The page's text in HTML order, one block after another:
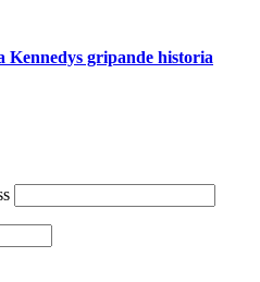
Kennedys gripande historia